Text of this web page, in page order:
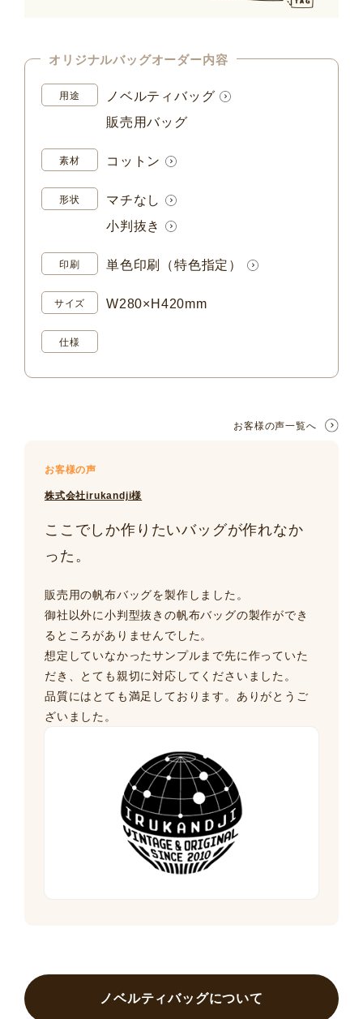
オリジナルバッグオーダー内容
用途
ノベルティバッグ
販売用バッグ
素材 コットン
形状
マチなし
小判抜き
印刷 単色印刷（特色指定）
サイズ W280×H420mm
仕様
お客様の声一覧へ
お客様の声
株式会社irukandji様
ここでしか作りたいバッグが作れなか
った。
販売用の帆布バッグを製作しました。
御社以外に小判型抜きの帆布バッグの製作ができ
るところがありませんでした。
想定していなかったサンプルまで先に作っていた
だき、とても親切に対応してくださいました。
品質にはとても満足しております。ありがとうご
ざいました。
ノベルティバッグについて